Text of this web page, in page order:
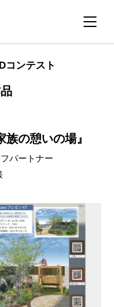
コンテスト
族の憩いの場』
パートナー